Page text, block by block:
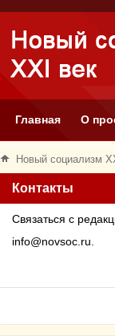
Главная О
Новый социализм
Контакты
Связаться с
info@novsoc ru